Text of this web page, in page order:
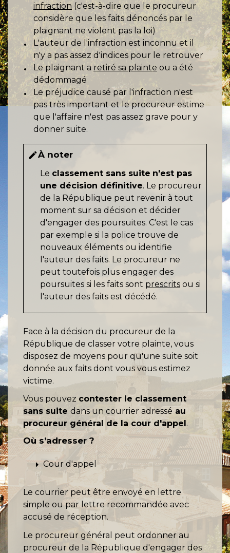
infraction (c'est-à-dire que le procureur
considère que les faits dénoncés par le
plaignant ne violent pas la loi)
L'auteur de l'infraction est inconnu et il
n'y a pas assez d'indices pour le retrouver
Le plaignant a retiré sa plainte ou a été
dédommagé
Le préjudice causé par l'infraction n'est
pas très important et le procureur estime
que l'affaire n'est pas assez grave pour y
donner suite.
editÀ noter
Le classement sans suite n'est pas
une décision définitive. Le procureur
de la République peut revenir à tout
moment sur sa décision et décider
d'engager des poursuites. C'est le cas
par exemple si la police trouve de
nouveaux éléments ou identifie
l'auteur des faits. Le procureur ne
peut toutefois plus engager des
poursuites si les faits sont prescrits ou si
l'auteur des faits est décédé.
Face à la décision du procureur de la
République de classer votre plainte, vous
disposez de moyens pour qu'une suite soit
donnée aux faits dont vous vous estimez
victime.
Vous pouvez contester le classement
sans suite dans un courrier adressé au
procureur général de la cour d'appel .
Où s’adresser ?
arrow_right Cour d'appel
Le courrier peut être envoyé en lettre
simple ou par lettre recommandée avec
accusé de réception.
Le procureur général peut ordonner au
procureur de la République d'engager des